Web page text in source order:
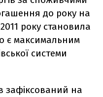
до року на
року становила
є максимальним
системи
зафіксований на